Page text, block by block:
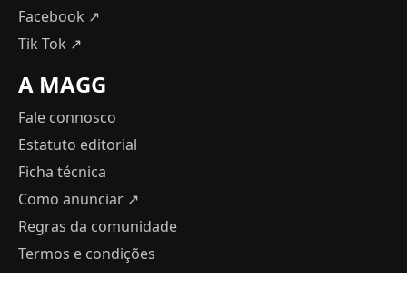
Facebook ↗
Tik Tok ↗
A MAGG
Fale connosco
Estatuto editorial
Ficha técnica
Como anunciar ↗
Regras da comunidade
Termos e condições